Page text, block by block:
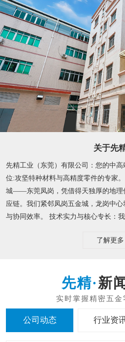
关于先
先精工业（东莞）有限公司：您的中
位:攻坚特种材料与高精度零件的专家
城——东莞凤岗，凭借得天独厚的地理
应链。我们紧邻凤岗五金城，龙岗中
与协同效率。 技术实力与核心专长：我
了解更多
新
公司动态 行业资